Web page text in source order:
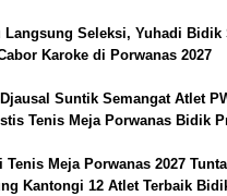
Langsung Seleksi, Yuhadi Bidik
Karoke di Porwanas 2027
Suntik Semangat Atlet
Tenis Meja Porwanas Bidik
Tenis Meja Porwanas 2027
Kantongi 12 Atlet Terbaik